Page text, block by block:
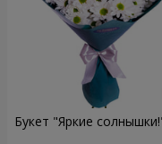
Букет "Яркие